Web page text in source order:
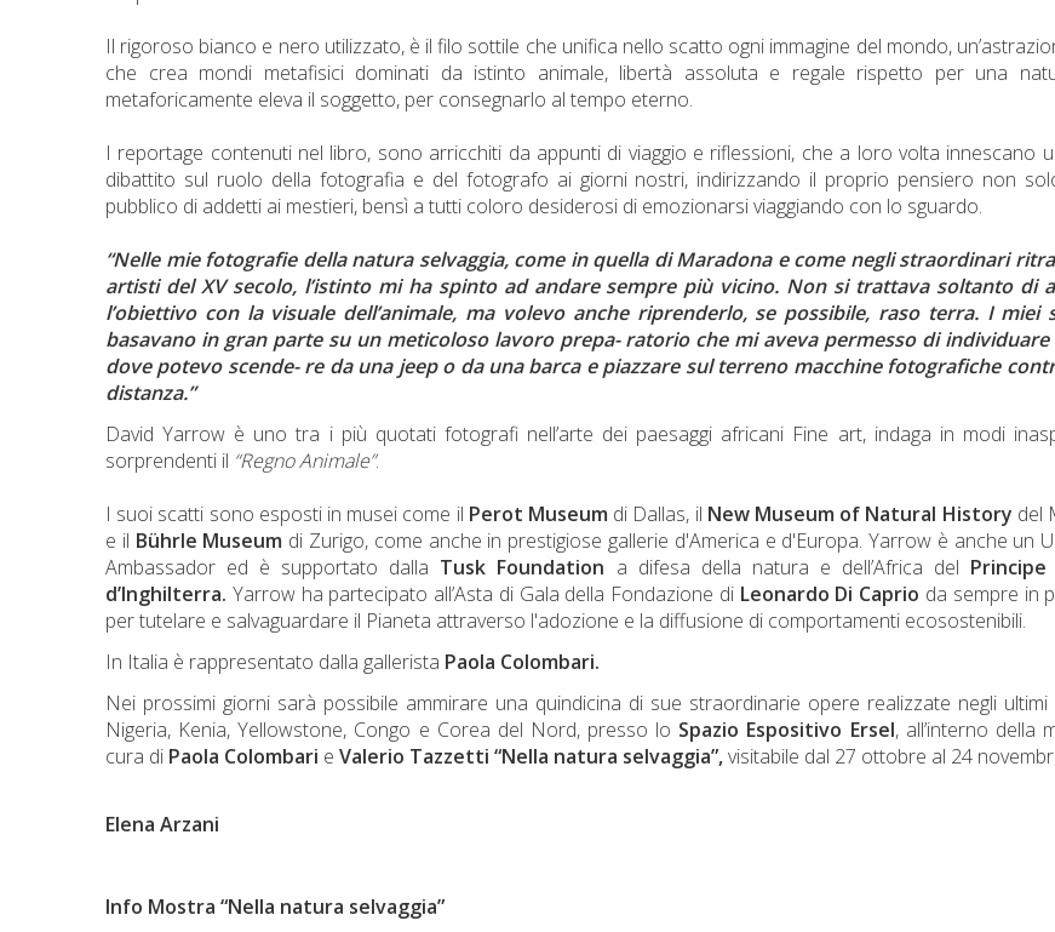
Il rigoroso bianco e nero utilizzato, è il filo sottile che unifica nello scatto ogni immagine del mondo,
che crea mondi metafisici dominati da istinto animale, libertà assoluta e regale rispetto per una
metaforicamente eleva il soggetto, per consegnarlo al tempo eterno.
I reportage contenuti nel libro, sono arricchiti da appunti di viaggio e riflessioni, che a loro volta innescano
dibattito sul ruolo della fotografia e del fotografo ai giorni nostri, indirizzando il proprio pensiero non
pubblico di addetti ai mestieri, bensì a tutti coloro desiderosi di emozionarsi viaggiando con lo sguardo.
“Nelle mie fotografie della natura selvaggia, come in quella di Maradona e come negli straordinari
artisti del XV secolo, l’istinto mi ha spinto ad andare sempre più vicino. Non si trattava soltanto di
l’obiettivo con la visuale dell’animale, ma volevo anche riprenderlo, se possibile, raso terra. I miei
basavano in gran parte su un meticoloso lavoro prepa- ratorio che mi aveva permesso di
dove potevo scende- re da una jeep o da una barca e piazzare sul terreno macchine fotografiche
distanza.”
David Yarrow è uno tra i più quotati fotografi nell’arte dei paesaggi africani Fine art, indaga in modi
sorprendenti il “Regno Animale”.
I suoi scatti sono esposti in musei come il Perot Museum di Dallas, il New Museum of Natural History del
e il Bührle Museum di Zurigo, come anche in prestigiose gallerie d'America e d'Europa. Yarrow è anche un
Ambassador ed è supportato dalla Tusk Foundation a difesa della natura e dell’Africa del Principe
d’Inghilterra. Yarrow ha partecipato all’Asta di Gala della Fondazione di Leonardo Di Caprio da sempre in
per tutelare e salvaguardare il Pianeta attraverso l'adozione e la diffusione di comportamenti ecosostenibili.
In Italia è rappresentato dalla gallerista Paola Colombari.
Nei prossimi giorni sarà possibile ammirare una quindicina di sue straordinarie opere realizzate negli ultimi
Nigeria, Kenia, Yellowstone, Congo e Corea del Nord, presso lo Spazio Espositivo Ersel, all’interno della
cura di Paola Colombari e Valerio Tazzetti “Nella natura selvaggia”,visitabile dal 27 ottobre al 24
Elena Arzani
Info Mostra “Nella natura selvaggia”